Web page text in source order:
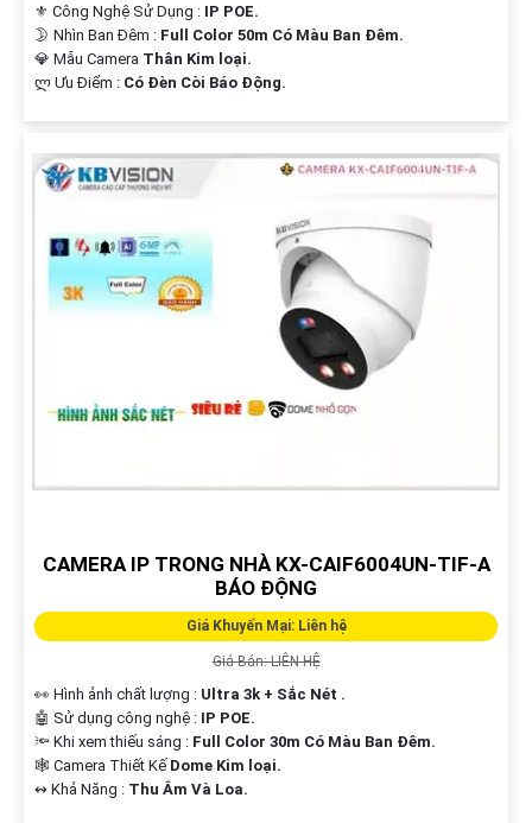
⚜️ Công Nghệ Sử Dụng : IP POE.
🌛 Nhìn Ban Đêm : Full Color 50m Có Màu Ban Ðêm.
💎 Mẫu Camera Thân Kim loại.
️ლ Ưu Điểm : Có Ðèn Còi Báo Động.
CAMERA IP TRONG NHÀ KX-CAIF6004UN-TIF-A
BÁO ĐỘNG
Giá Khuyến Mại: Liên hệ
Giá Bán: LIÊN HỆ
👀 Hình ảnh chất lượng : Ultra 3k + Sắc Nét .
🤖️ Sử dụng công nghệ : IP POE.
🔦 Khi xem thiếu sáng : Full Color 30m Có Màu Ban Ðêm.
🕸️ Camera Thiết Kế Dome Kim loại.
️↭ Khả Năng : Thu Âm Và Loa.